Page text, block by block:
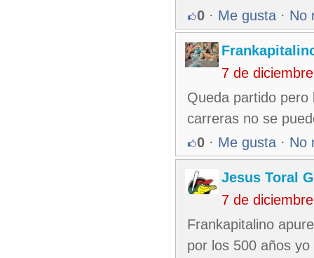
0 · Me gusta · No
7 de
Queda partido
carreras no se
0 · Me gusta · No
Jesus Toral
7 de
Frankapitalino
por los 500 años